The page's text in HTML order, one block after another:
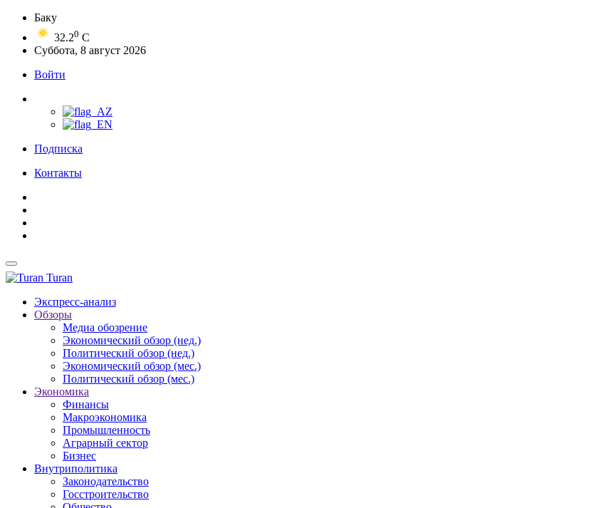
Баку
32.20 C
Суббота, 8 август 2026
Войти
Подписка
Контакты
Turan
Экспресс-анализ
Обзоры
Медиа обозрение
Экономический обзор (нед.)
Политический обзор (нед.)
Экономический обзор (мес.)
Политический обзор (мес.)
Экономика
Финансы
Макроэкономика
Промышленность
Аграрный сектор
Бизнес
Внутриполитика
Законодательство
Госстроительство